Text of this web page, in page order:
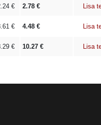
€ 2.78 € Lisa
€ 4.48 € Lisa
€ 10.27 € Lisa